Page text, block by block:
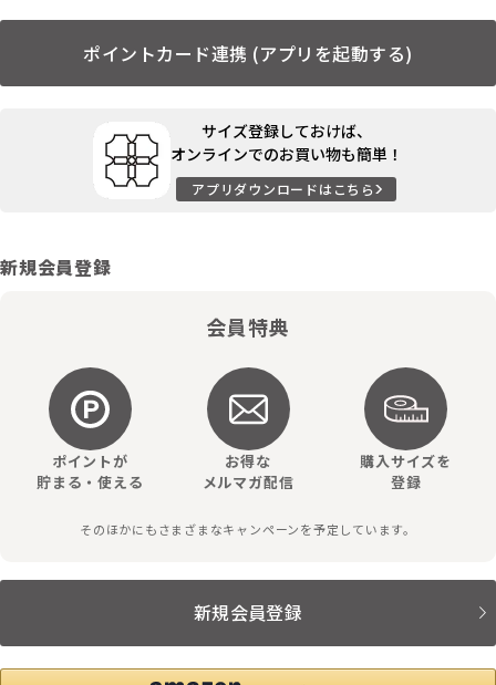
ポイントカード連携 (アプリを起動する)
サイズ登録しておけば、
オンラインでのお買い物も簡単！
アプリダウンロードはこちら
新規会員登録
会員特典
ポイントが
貯まる・使える
お得な
メルマガ配信
購入サイズを
登録
そのほかにもさまざまなキャンペーンを予定しています。
新規会員登録